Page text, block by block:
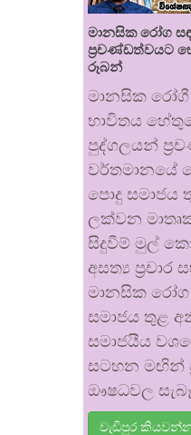
මානසික රෝග
ප්‍රචණ්ඩත්වයට
රූබන්
මානසික රෝගී
භාවිතය
පුද්ගලයන්
වර්තමානයේ
පොදු සමාජය
ලක්වන
සිදුවීම් මුල්
අසත්‍ය
මානසික රෝග
සමාජය තුළ
සමාජයීය
සටහන මඟින්
ඖෂධවල
වැඩිපුර